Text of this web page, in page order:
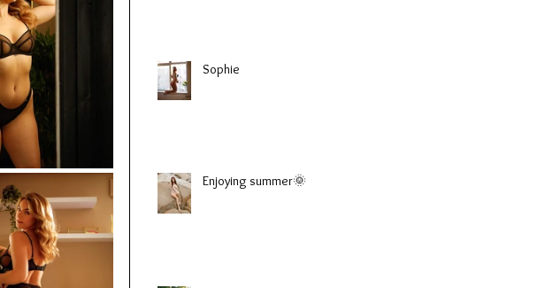
Sophie
Enjoying summer🌞